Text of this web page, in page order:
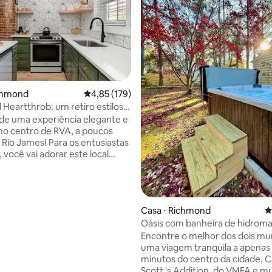
de 5, 489 avaliações4,85 de uma avaliação média de 5, 179
4,85 (179)
Heartthrob: um retiro estiloso
uma experiência elegante e
centro de RVA, a poucos
James! Para os entusiastas
você vai adorar este local
Casa ⋅ Richmond
Oásis com banheira de
poucos minutos do centro de
Encontre o melhor dos dois
uma viagem tranquila a apenas
minutos do centro da cidade,